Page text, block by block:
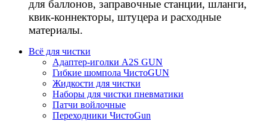
для баллонов, заправочные станции, шланги,
квик-коннекторы, штуцера и расходные
материалы.
Всё для чистки
Адаптер-иголки A2S GUN
Гибкие шомпола ЧистоGUN
Жидкости для чистки
Наборы для чистки пневматики
Патчи войлочные
Переходники ЧистоGun